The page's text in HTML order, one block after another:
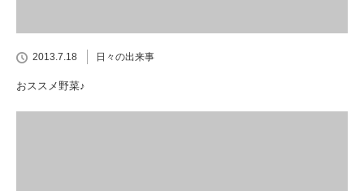
2013.7.18 日々の出来事
おススメ野菜♪